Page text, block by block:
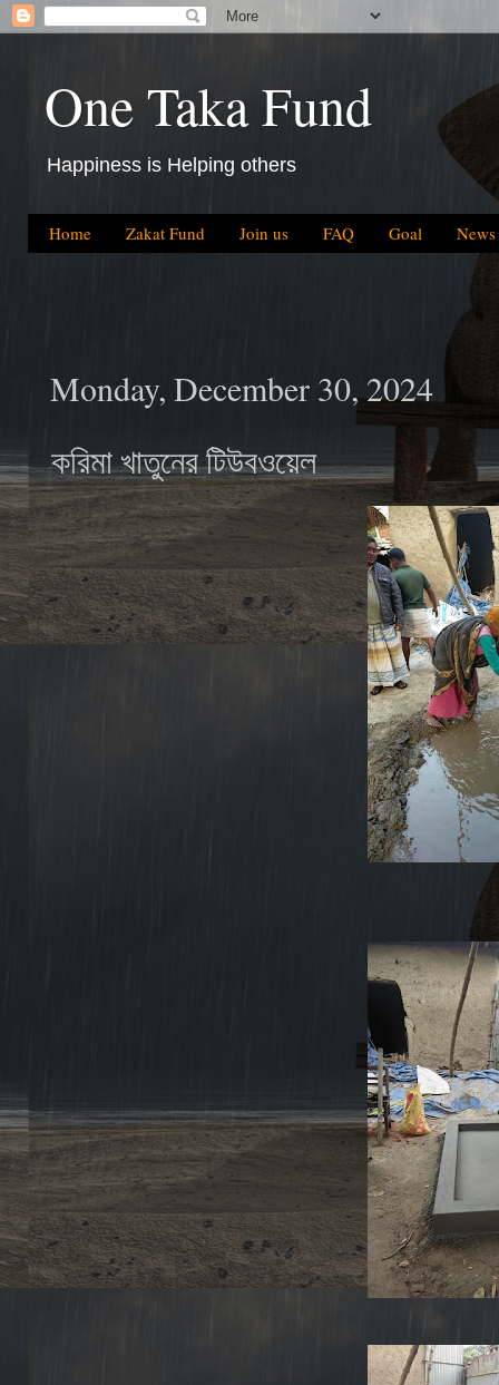
One Taka Fund
Happiness is Helping others
Home Zakat Fund Join us FAQ Goal News
Monday, December 30, 2024
করিমা খাতুনের টিউবওয়েল